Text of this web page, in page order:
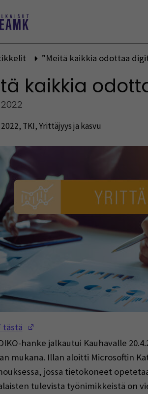
”Meitä kaikkia odottaa
kaikkia
2022, TKI,Yrittäjyys ja kasvu
tästä
hanke jalkautui Kauhavalle
mukana. Illan aloitti Microsoftin
jossa tietokoneet
tulevista työnimikkeistä on